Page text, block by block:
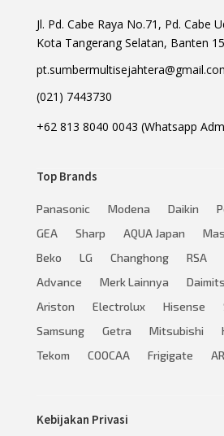
Jl. Pd. Cabe Raya No.71, Pd. Cabe
Kota Tangerang Selatan, Banten
(021) 7443730
+62 813 8040 0043 (Whatsapp
Top Brands
Panasonic Modena Daikin
GEA
Sharp AQUA Japan
Beko
LG Changhong RSA
Advance
Merk Lainnya
Ariston
Electrolux Hisense
Samsung
Getra Mitsubishi
Tekom
COOCAA Frigigate
Kebijakan Privasi